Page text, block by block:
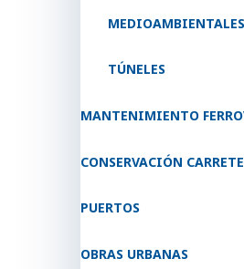
MEDIOAMBIENTALES
TÚNELES
MANTENIMIENTO
CONSERVACIÓN
PUERTOS
OBRAS URBANAS